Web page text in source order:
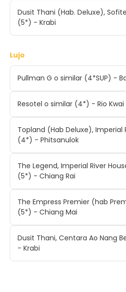
Dusit Thani (Hab. Deluxe),
(5*) - Krabi
Lujo
Pullman G o similar (4*SUP) -
Resotel o similar (4*) - Rio Kwai
Topland (Hab Deluxe), Imperial
(4*) - Phitsanulok
The Legend, Imperial River
(5*) - Chiang Rai
The Empress Premier (hab
(5*) - Chiang Mai
Dusit Thani, Centara Ao Nang
- Krabi